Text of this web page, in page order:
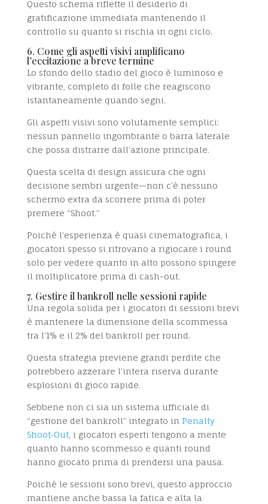
Questo schema riflette il desiderio di
gratificazione immediata mantenendo il
controllo su quanto si rischia in ogni ciclo.
6. Come gli aspetti visivi amplificano
l’eccitazione a breve termine
Lo sfondo dello stadio del gioco è luminoso e
vibrante, completo di folle che reagiscono
istantaneamente quando segni.
Gli aspetti visivi sono volutamente semplici:
nessun pannello ingombrante o barra laterale
che possa distrarre dall’azione principale.
Questa scelta di design assicura che ogni
decisione sembri urgente—non c’è nessuno
schermo extra da scorrere prima di poter
premere “Shoot.”
Poiché l’esperienza è quasi cinematografica, i
giocatori spesso si ritrovano a rigiocare i round
solo per vedere quanto in alto possono spingere
il moltiplicatore prima di cash-out.
7. Gestire il bankroll nelle sessioni rapide
Una regola solida per i giocatori di sessioni brevi
è mantenere la dimensione della scommessa
tra l’1% e il 2% del bankroll per round.
Questa strategia previene grandi perdite che
potrebbero azzerare l’intera riserva durante
esplosioni di gioco rapide.
Sebbene non ci sia un sistema ufficiale di
“gestione del bankroll” integrato in Penalty
Shoot‑Out, i giocatori esperti tengono a mente
quanto hanno scommesso e quanti round
hanno giocato prima di prendersi una pausa.
Poiché le sessioni sono brevi, questo approccio
mantiene anche bassa la fatica e alta la